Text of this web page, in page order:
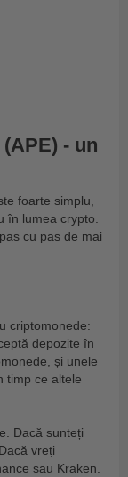
- un
foarte simplu,
în lumea crypto.
cu pas de mai
criptomonede:
depozite în
și unele
timp ce altele
Dacă sunteți
vreți
sau Kraken.